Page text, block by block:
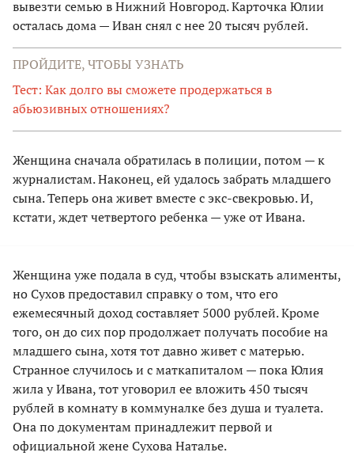
вывезти семью в Нижний Новгород. Карточка Юлии
осталась дома — Иван снял с нее 20 тысяч рублей.
ПРОЙДИТЕ, ЧТОБЫ УЗНАТЬ
Тест: Как долго вы сможете продержаться в
абьюзивных отношениях?
Женщина сначала обратилась в полиции, потом — к
журналистам. Наконец, ей удалось забрать младшего
сына. Теперь она живет вместе с экс-свекровью. И,
кстати, ждет четвертого ребенка — уже от Ивана.
Женщина уже подала в суд, чтобы взыскать алименты,
но Сухов предоставил справку о том, что его
ежемесячный доход составляет 5000 рублей. Кроме
того, он до сих пор продолжает получать пособие на
младшего сына, хотя тот давно живет с матерью.
Странное случилось и с маткапиталом — пока Юлия
жила у Ивана, тот уговорил ее вложить 450 тысяч
рублей в комнату в коммуналке без душа и туалета.
Она по документам принадлежит первой и
официальной жене Сухова Наталье.